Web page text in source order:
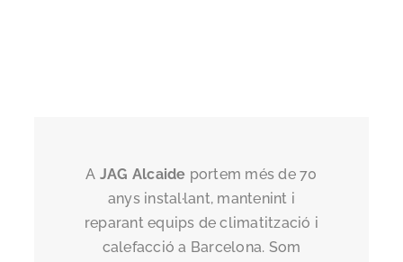
A JAG Alcaide portem més de 70
anys instal·lant, mantenint i
reparant equips de climatització i
calefacció a Barcelona. Som